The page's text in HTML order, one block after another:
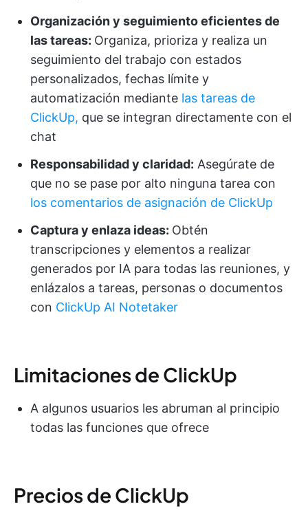
Organización y seguimiento eficientes de
las tareas: Organiza, prioriza y realiza un
seguimiento del trabajo con estados
personalizados, fechas límite y
automatización mediante las tareas de
ClickUp, que se integran directamente con el
chat
Responsabilidad y claridad: Asegúrate de
que no se pase por alto ninguna tarea con
los comentarios de asignación de ClickUp
Captura y enlaza ideas: Obtén
transcripciones y elementos a realizar
generados por IA para todas las reuniones, y
enlázalos a tareas, personas o documentos
con ClickUp AI Notetaker
Limitaciones de ClickUp
A algunos usuarios les abruman al principio
todas las funciones que ofrece
Precios de ClickUp